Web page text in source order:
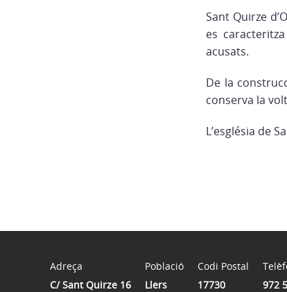
Sant Quirze
es
acusats.
De la
conserva la
L’església de
Adreça
C/ Sant Quirze 16
Població
Llers
Codi Postal
17730
972